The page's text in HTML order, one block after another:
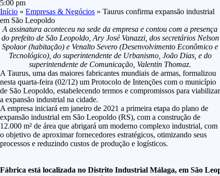
5:00 pm
Início » Empresas & Negócios » Taurus confirma expansão industrial
em São Leopoldo
A assinatura aconteceu na sede da empresa e contou com a presença
do prefeito de São Leopoldo, Ary José Vanazzi, dos secretários Nelson
Spolaor (habitação) e Venalto Severo (Desenvolvimento Econômico e
Tecnológico), do superintendente de Urbanismo, João Dias, e do
superintendente de Comunicação, Valentin Thomaz.
A Taurus, uma das maiores fabricantes mundiais de armas, formalizou
nesta quarta-feira (02/12) um Protocolo de Intenções com o município
de São Leopoldo, estabelecendo termos e compromissos para viabilizar
a expansão industrial na cidade.
A empresa iniciará em janeiro de 2021 a primeira etapa do plano de
expansão industrial em São Leopoldo (RS), com a construção de
12.000 m² de área que abrigará um moderno complexo industrial, com
o objetivo de aproximar fornecedores estratégicos, otimizando seus
processos e reduzindo custos de produção e logísticos.
Fábrica está localizada no Distrito Industrial Málaga, em São